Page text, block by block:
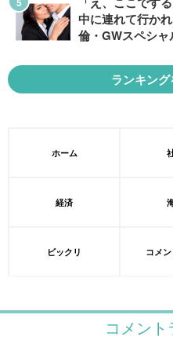
中に連れて行か
倫・GWスペシャ
ランキン
ホーム
経済
ビックリ コメン